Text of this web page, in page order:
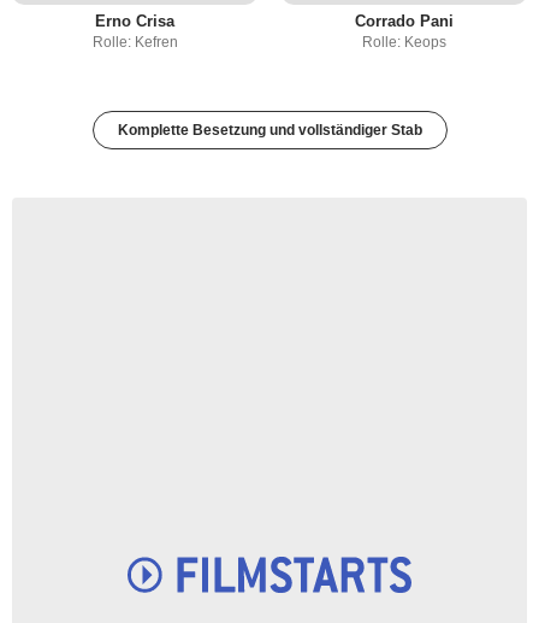
Erno Crisa
Rolle: Kefren
Corrado Pani
Rolle: Keops
Komplette Besetzung und vollständiger Stab